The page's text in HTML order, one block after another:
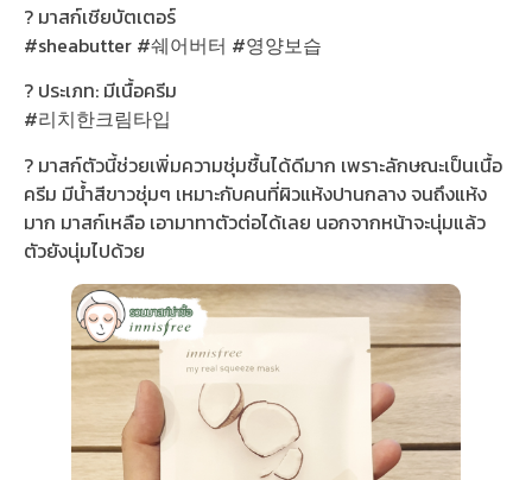
? มาสก์เชียบัตเตอร์
#sheabutter #쉐어버터 #영양보습
? ประเภท: มีเนื้อครีม
#리치한크림타입
? มาสก์ตัวนี้ช่วยเพิ่มความชุ่มชื้นได้ดีมาก เพราะลักษณะเป็นเนื้อ
ครีม มีน้ำสีขาวชุ่มๆ เหมาะกับคนที่ผิวแห้งปานกลาง จนถึงแห้ง
มาก มาสก์เหลือ เอามาทาตัวต่อได้เลย นอกจากหน้าจะนุ่มแล้ว
ตัวยังนุ่มไปด้วย